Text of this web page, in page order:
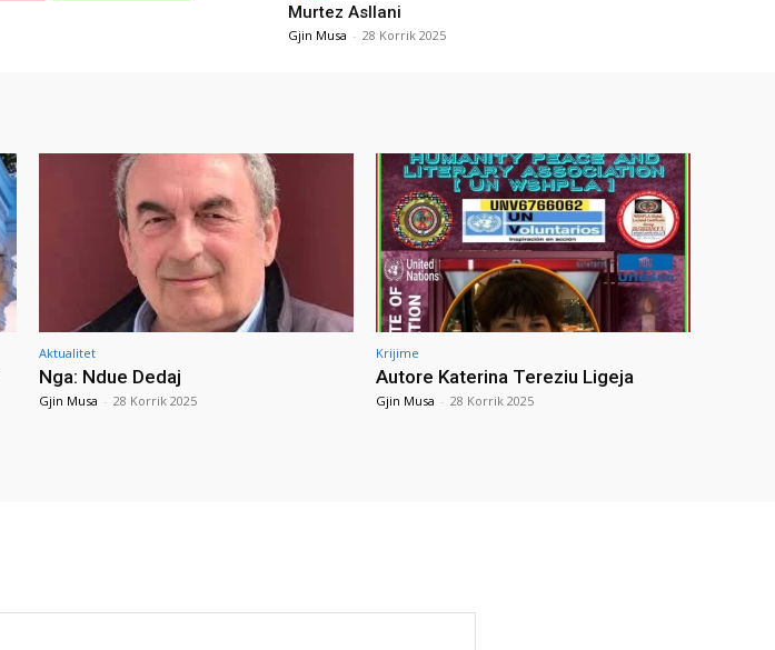
Murtez Asllani
Gjin Musa - 28 Korrik 2025
Aktualitet
Nga: Ndue Dedaj
Gjin Musa - 28 Korrik 2025
Krijime
Autore Katerina Tereziu Ligeja
Gjin Musa - 28 Korrik 2025